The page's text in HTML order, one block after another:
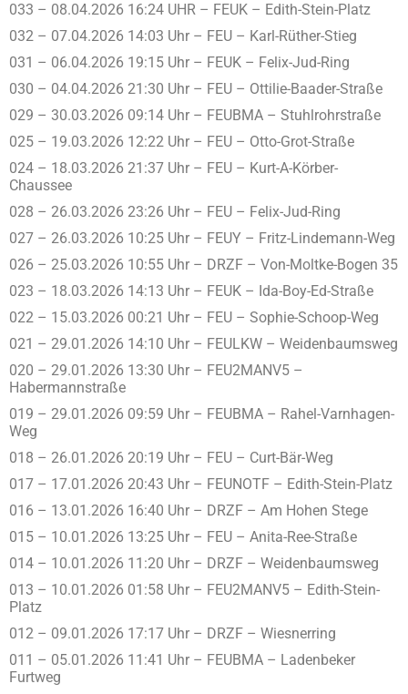
033 – 08.04.2026 16:24 UHR – FEUK – Edith-Stein-Platz
032 – 07.04.2026 14:03 Uhr – FEU – Karl-Rüther-Stieg
031 – 06.04.2026 19:15 Uhr – FEUK – Felix-Jud-Ring
030 – 04.04.2026 21:30 Uhr – FEU – Ottilie-Baader-Straße
029 – 30.03.2026 09:14 Uhr – FEUBMA – Stuhlrohrstraße
025 – 19.03.2026 12:22 Uhr – FEU – Otto-Grot-Straße
024 – 18.03.2026 21:37 Uhr – FEU – Kurt-A-Körber-
Chaussee
028 – 26.03.2026 23:26 Uhr – FEU – Felix-Jud-Ring
027 – 26.03.2026 10:25 Uhr – FEUY – Fritz-Lindemann-Weg
026 – 25.03.2026 10:55 Uhr – DRZF – Von-Moltke-Bogen 35
023 – 18.03.2026 14:13 Uhr – FEUK – Ida-Boy-Ed-Straße
022 – 15.03.2026 00:21 Uhr – FEU – Sophie-Schoop-Weg
021 – 29.01.2026 14:10 Uhr – FEULKW – Weidenbaumsweg
020 – 29.01.2026 13:30 Uhr – FEU2MANV5 –
Habermannstraße
019 – 29.01.2026 09:59 Uhr – FEUBMA – Rahel-Varnhagen-
Weg
018 – 26.01.2026 20:19 Uhr – FEU – Curt-Bär-Weg
017 – 17.01.2026 20:43 Uhr – FEUNOTF – Edith-Stein-Platz
016 – 13.01.2026 16:40 Uhr – DRZF – Am Hohen Stege
015 – 10.01.2026 13:25 Uhr – FEU – Anita-Ree-Straße
014 – 10.01.2026 11:20 Uhr – DRZF – Weidenbaumsweg
013 – 10.01.2026 01:58 Uhr – FEU2MANV5 – Edith-Stein-
Platz
012 – 09.01.2026 17:17 Uhr – DRZF – Wiesnerring
011 – 05.01.2026 11:41 Uhr – FEUBMA – Ladenbeker
Furtweg